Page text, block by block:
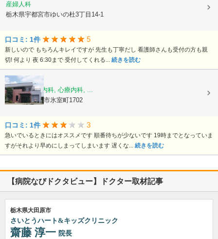
産婦人科
栃木県宇都宮市ゆいの杜3丁目14-1
口コミ: 1件 5
新しいので もちろんキレイですが 先生も丁寧だし 看護師さんも受付の方も親
切! 何より 夜 6:30まで 受付してくれる... 続きを読む
平野医院
内科, 脳神経内科, 心療内科, ...
栃木県宇都宮市氷室町1702
口コミ: 1件 3
急いでいるときにはオススメです 順番待ちが少ないです 19時までとなっていま
すがそれより早めにしまってしまいます 遅くな... 続きを読む
【病院なびドクタビュー】ドクター取材記事
栃木県大田原市
さいとうハート&キッズクリニック
齋藤 淳一 院長